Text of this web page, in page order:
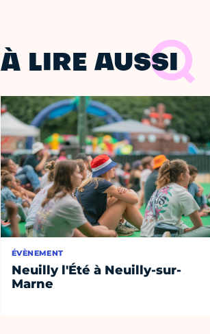
À LIRE AUSSI
ÉVÈNEMENT
Neuilly l'Été à Neuilly-sur-
Marne